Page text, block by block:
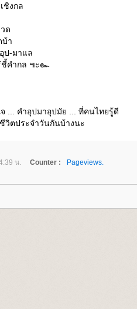
ชิงกล
ด
บ้า
ป-มาแล
ชี้คำกล ๚ะ๛
... คำอุปมาอุปมัย ... ที่คนไทยรู้ดี
วิตประจำวันกันบ้างนะ
น. Counter :
Pageviews.